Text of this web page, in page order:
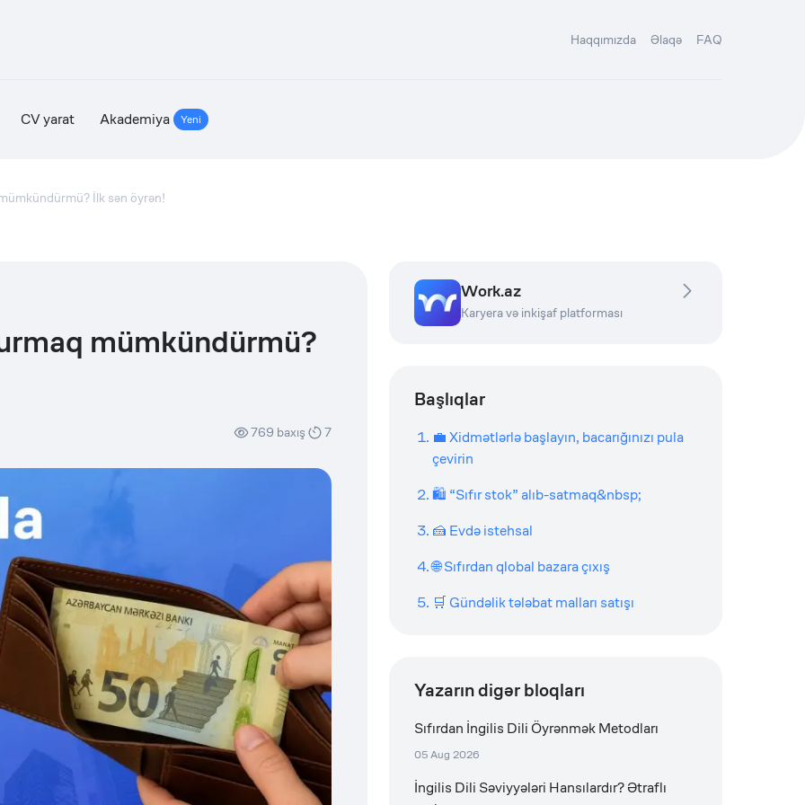
Haqqımızda Əlaqə FAQ
CV yarat Akademiya Yeni
İlk sən öyrən!
mümkündürmü?
769 baxış 7
Work.az
Karyera və inkişaf platforması
Başlıqlar
💼 Xidmətlərlə başlayın, bacarığınızı pula
çevirin
🛍 “Sıfır stok” alıb-satmaq&nbsp;
🍰 Evdə istehsal
🌐 Sıfırdan qlobal bazara çıxış
🛒 Gündəlik tələbat malları satışı
Yazarın digər bloqları
Sıfırdan İngilis Dili Öyrənmək Metodları
05 Aug 2026
İngilis Dili Səviyyələri Hansılardır? Ətraflı